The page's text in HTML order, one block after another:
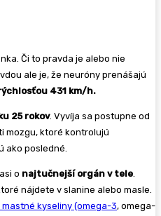
Či to pravda je alebo nie
ale je, že neuróny prenášajú
431 km/h.
25 rokov. Vyvíja sa postupne od
mozgu, ktoré kontrolujú
ako posledné.
o najtučnejší orgán v tele.
nájdete v slanine alebo masle.
kyseliny (omega-3, omega-